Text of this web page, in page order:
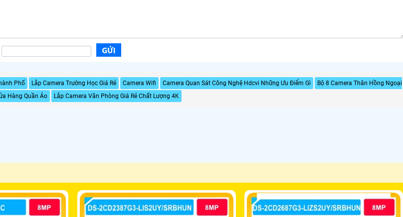
Phố Lắp Camera Trường Học Giá Rẻ Camera Wifi Camera Quan Sát Công Nghệ Hdcvi Những Ưu Điểm Gì
Bộ 8 Camera Thân Hồng Ngoại
Hàng Quần Áo Lắp Camera Văn Phòng Giá Rẻ Chất Lượng 4K